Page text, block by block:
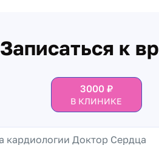
Записаться к
3000₽
В КЛИНИКЕ